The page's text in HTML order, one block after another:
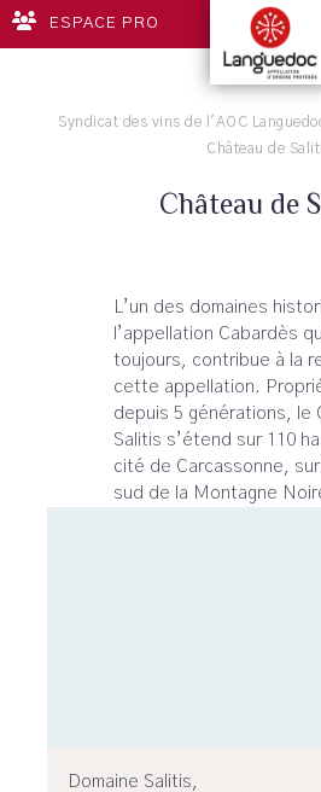
ESPACE PRO
Syndicat des vins de l'AOC
Château de
Château de
L’un des domaines
l’appellation Cabardès
toujours, contribue à la
cette appellation.
depuis 5 générations, le
Salitis s’étend sur 110
cité de Carcassonne,
sud de la Montagne
Domaine Salitis,